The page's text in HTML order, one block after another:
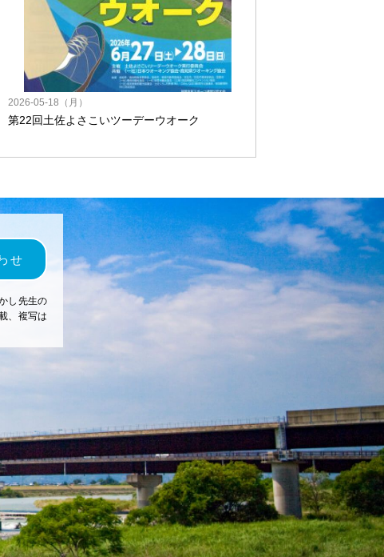
2026-05-18（月）
第22回土佐よさこいツーデーウオーク
せ
し先生の
、複写は